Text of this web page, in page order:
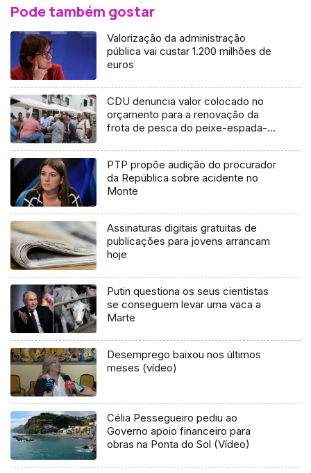
Pode também gostar
Valorização da administração
pública vai custar 1.200 milhões de
euros
CDU denuncia valor colocado no
orçamento para a renovação da
frota de pesca do peixe-espada-
PTP propõe audição do procurador
da República sobre acidente no
Monte
Assinaturas digitais gratuitas de
publicações para jovens arrancam
hoje
Putin questiona os seus cientistas
se conseguem levar uma vaca a
Marte
Desemprego baixou nos últimos
meses (vídeo)
Célia Pessegueiro pediu ao
Governo apoio financeiro para
obras na Ponta do Sol (Vídeo)